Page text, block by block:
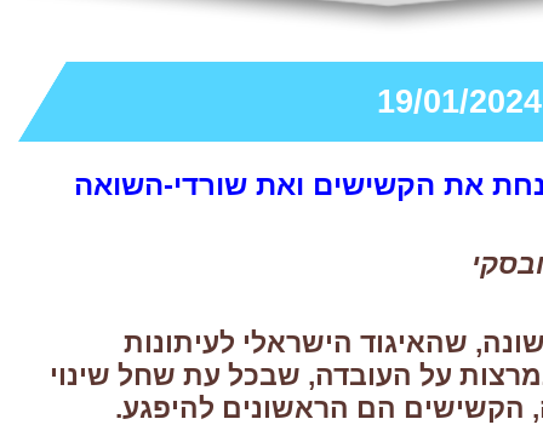
את הקשישים ואת שורדי-השואה
שהאיגוד הישראלי לעיתונות
על העובדה, שבכל עת שחל שינוי
הם הראשונים להיפגע.